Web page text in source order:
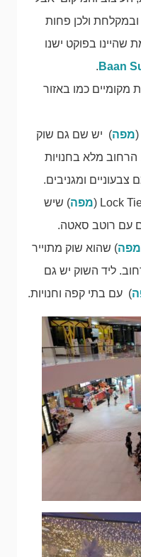
ולכן פחות
שהיינו בפוקט ישנו
Baan
.
מקומיים כמו באזור
מפה) יש שם גם שוק
מלא בחנויות
ומגניבים.
מפה) שיש
עם רוטב סאטה.
מפה) שהוא שוק מתוייר
ליד השוק יש גם
) עם בתי קפה וחנויות.